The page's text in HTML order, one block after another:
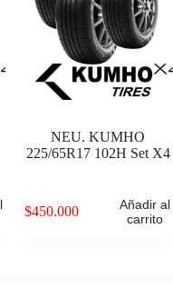
NEU. KUMHO
225/65R17 102H Set X4
$450.000
Añadir al
carrito